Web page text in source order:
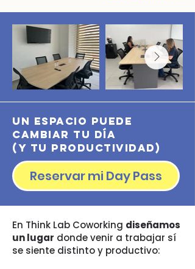
Un espacio puede
cambiar tu día
(y tu productividad)
Reservar mi Day Pass
En Think Lab Coworking diseñamos
un lugar donde venir a trabajar sí
se siente distinto y productivo: